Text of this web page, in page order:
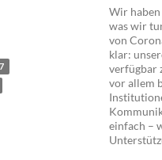
Fahren? * Digitale
Wir
was wir
von
klar:
verfügbar
vor allem
einfach –